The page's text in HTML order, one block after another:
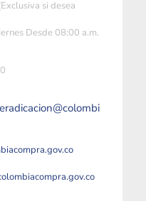
si desea
Desde 08:00 a.m.